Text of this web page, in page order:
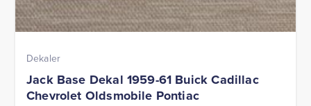
Dekaler
Jack Base Dekal 1959-61 Buick Cadillac
Chevrolet Oldsmobile Pontiac